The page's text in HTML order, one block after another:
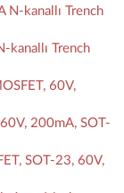
N-kanallı Trench
kanallı Trench
60V,
200mA, SOT-
SOT-23, 60V,